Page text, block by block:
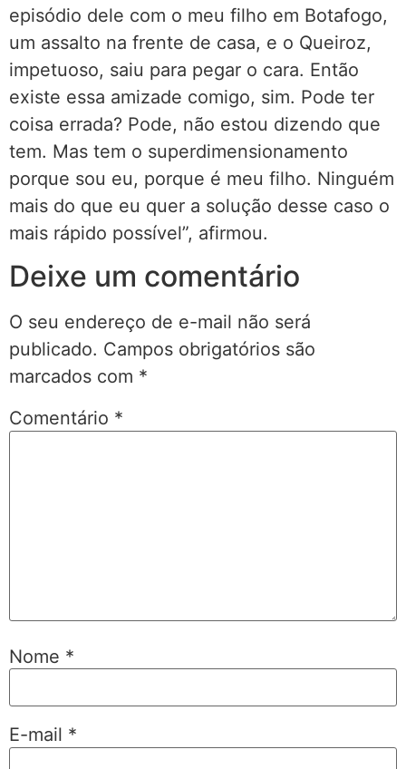
episódio dele com o meu filho em Botafogo,
um assalto na frente de casa, e o Queiroz,
impetuoso, saiu para pegar o cara. Então
existe essa amizade comigo, sim. Pode ter
coisa errada? Pode, não estou dizendo que
tem. Mas tem o superdimensionamento
porque sou eu, porque é meu filho. Ninguém
mais do que eu quer a solução desse caso o
mais rápido possível”, afirmou.
Deixe um comentário
O seu endereço de e-mail não será
publicado. Campos obrigatórios são
marcados com *
Comentário *
Nome *
E-mail *